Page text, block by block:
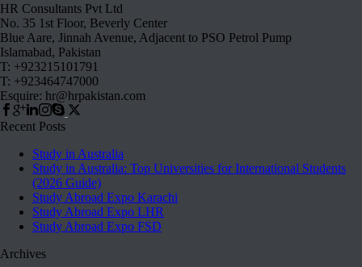
HR Consultants Pvt Ltd
No. 35 1st Floor, Beverly Center
Blue Aare, Jinnah Avenue, Adjacent to PSO Petrol Pump
Islamabad, Pakistan
T: +923215101791
T: +923464747000
Esquire: hr@hrpakistan.com
Recent Posts
Study in Australia
Study in Australia: Top Universities for International Students
(2026 Guide)
Study Abroad Expo Karachi
Study Abroad Expo LHR
Study Abroad Expo FSD
Archives